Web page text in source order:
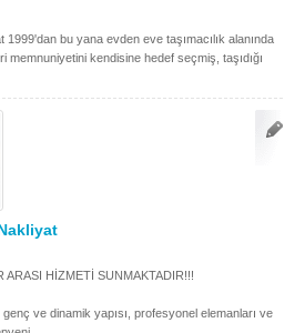
bu yana evden eve taşımacılık alanında
kendisine hedef seçmiş, taşıdığı
ARASI HİZMETİ SUNMAKTADIR!!!
ve dinamik yapısı, profesyonel elemanları ve